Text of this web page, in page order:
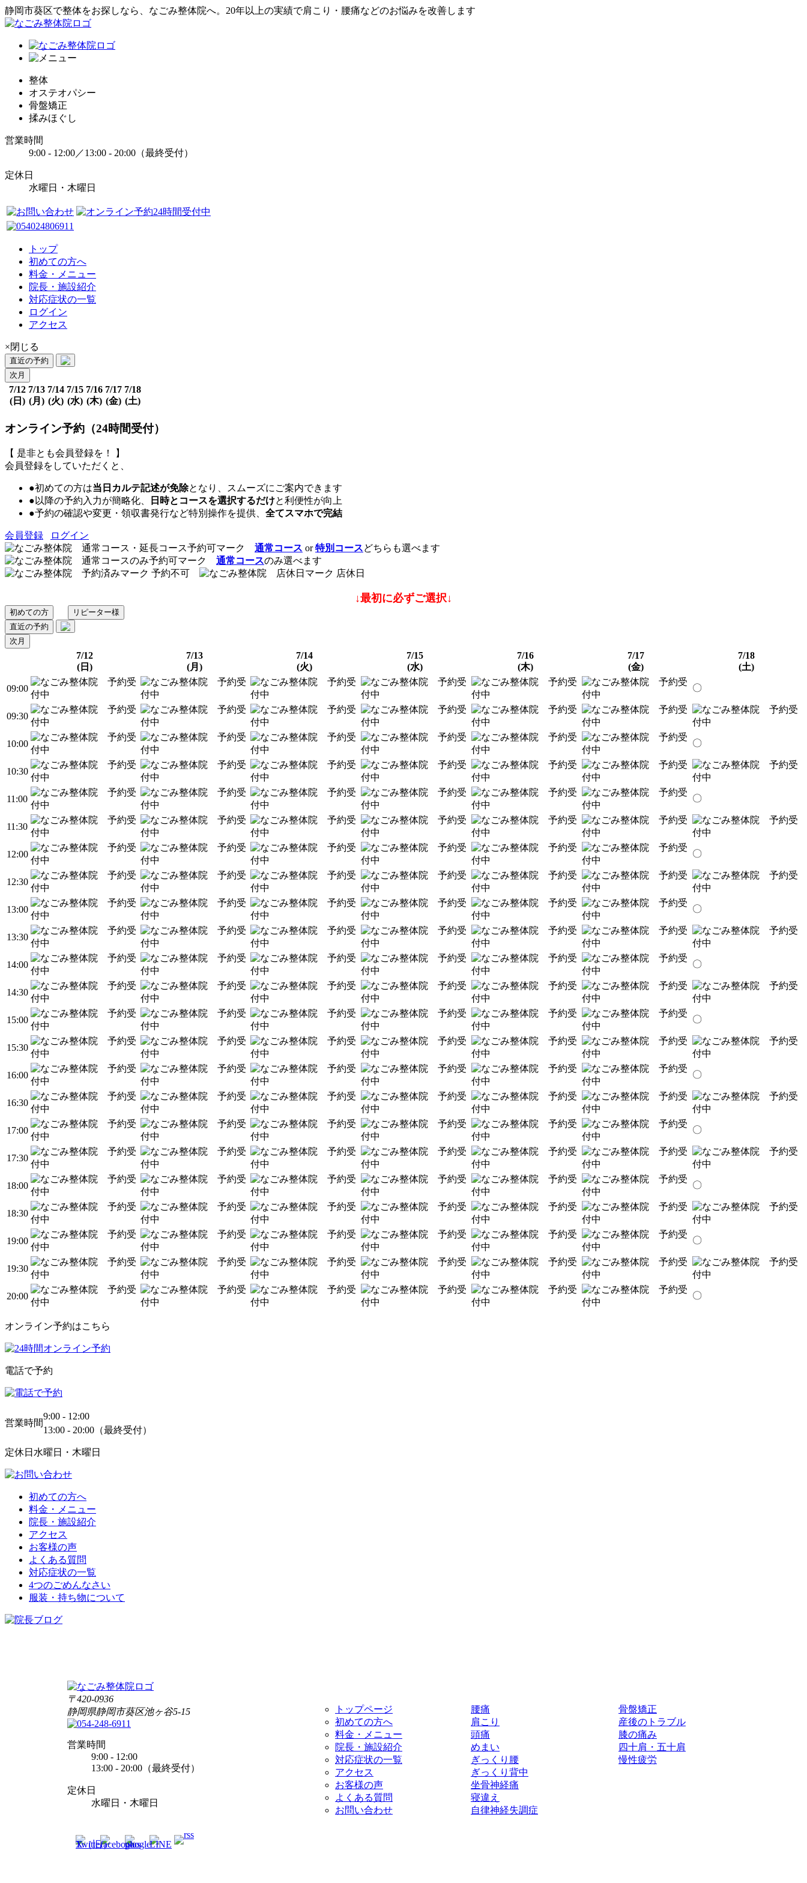
静岡市葵区で整体をお探しなら、なごみ整体院へ。20年以上の実績で肩こり・腰痛などのお悩みを改善します
整体
オステオパシー
骨盤矯正
揉みほぐし
営業時間
9:00 - 12:00／13:00 - 20:00（最終受付）
定休日
水曜日・木曜日
トップ
初めての方へ
料金・メニュー
院長・施設紹介
対応症状の一覧
ログイン
アクセス
×閉じる
直近の予約
次月
7/12
(日)
7/13
(月)
7/14
(火)
7/15
(水)
7/16
(木)
7/17
(金)
7/18
(土)
オンライン予約（24時間受付）
【 是非とも会員登録を！ 】
会員登録をしていただくと、
●初めての方は当日カルテ記述が免除となり、スムーズにご案内できます
●以降の予約入力が簡略化、
日時とコースを選択するだけと利便性が向上
●予約の確認や変更・領収書発行など特別操作を提供、 全てスマホで完結
会員登録
ログイン
通常コース or特別コースどちらも選べます
通常コースのみ選べます
予約不可
店休日
↓最初に必ずご選択↓
初めての方
リピーター様
直近の予約
次月
7/12
(日)
7/13
(月)
7/14
(火)
7/15
(水)
7/16
(木)
7/17
(金)
7/18
(土)
09:00 〇
09:30
10:00 〇
10:30
11:00 〇
11:30
12:00 〇
12:30
13:00 〇
13:30
14:00 〇
14:30
15:00 〇
15:30
16:00 〇
16:30
17:00 〇
17:30
18:00 〇
18:30
19:00 〇
19:30
20:00 〇
オンライン予約はこちら
電話で予約
営業時間
9:00 - 12:00
13:00 - 20:00（最終受付）
定休日 水曜日・木曜日
初めての方へ
料金・メニュー
院長・施設紹介
アクセス
お客様の声
よくある質問
対応症状の一覧
4つのごめんなさい
服装・持ち物について
〒420-0936
静岡県静岡市葵区池ヶ谷5-15
営業時間
9:00 - 12:00
13:00 - 20:00（最終受付）
定休日
水曜日・木曜日
トップページ
初めての方へ
料金・メニュー
院長・施設紹介
対応症状の一覧
アクセス
お客様の声
よくある質問
お問い合わせ
腰痛
肩こり
頭痛
めまい
ぎっくり腰
ぎっくり背中
坐骨神経痛
寝違え
自律神経失調症
骨盤矯正
産後のトラブル
膝の痛み
四十肩・五十肩
慢性疲労